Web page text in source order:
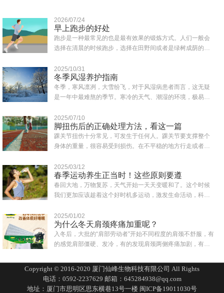
2026/07/24
早上跑步的好处
跑步是一种最常见的也是最有效果的锻炼方式。人们一般会
选择在清晨的时候跑步，选择在田野间或者是绿树成荫的地
2025/10/31
冬季风湿养护指南
冬季，寒风凛冽，大雪纷飞，对于风湿病患者而言，这无疑
是一年中最难熬的季节。寒冷的天气、潮湿的环境，极易诱
2025/07/10
脚扭伤后的正确处理方法，看这一篇
踝关节扭伤十分常见，可发生于任何人。踝关节要支撑整个
身体的重量，很容易受到损伤。在不平稳的地方行走或者鞋
2025/03/12
春季运动养生正当时！这些原则要遵
春回大地，万物复苏，天气开始一天天变暖和了。这个时候
我们更加应该趁着这个好时机多运动，激发生命活动，科学
2025/01/02
为什么冬天肩颈疼痛加重呢？
入冬后，大批的“肩部劳动者”开始不同程度的肩颈不舒服，有
的感觉肩部僵硬、发冷，有的发现肩颈两侧疼痛加剧，有的
Copyright © 2016-2020 厦门仙峰生物科技有限公司 All Rights
电话：0592-2237629 邮箱：645284938@qq.com
地址：厦门市思明区思东横巷13号一楼 闽ICP备19011030号